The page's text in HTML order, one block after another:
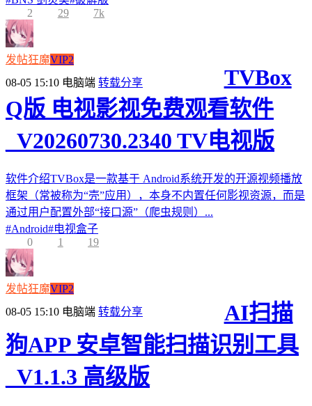
2
29 7k
发帖狂魔VIP2
08-05 15:10 电脑端 转载分享
TVBox
Q版 电视影视免费观看软件
_V20260730.2340 TV电视版
软件介绍TVBox是一款基于 Android系统开发的开源视频播放
框架（常被称为“壳”应用），本身不内置任何影视资源，而是
通过用户配置外部“接口源”（爬虫规则）...
#Android#电视盒子
0
1 19
发帖狂魔VIP2
08-05 15:10 电脑端 转载分享
AI扫描
狗APP 安卓智能扫描识别工具
_V1.1.3 高级版